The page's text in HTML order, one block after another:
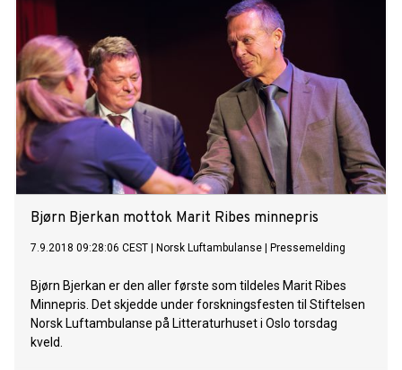
Bjørn Bjerkan mottok Marit Ribes minnepris
7.9.2018 09:28:06 CEST Norsk Luftambulanse Pressemelding
Bjørn Bjerkan er den aller første som tildeles Marit Ribes
Minnepris. Det skjedde under forskningsfesten til Stiftelsen
Norsk Luftambulanse på Litteraturhuset i Oslo torsdag
kveld.